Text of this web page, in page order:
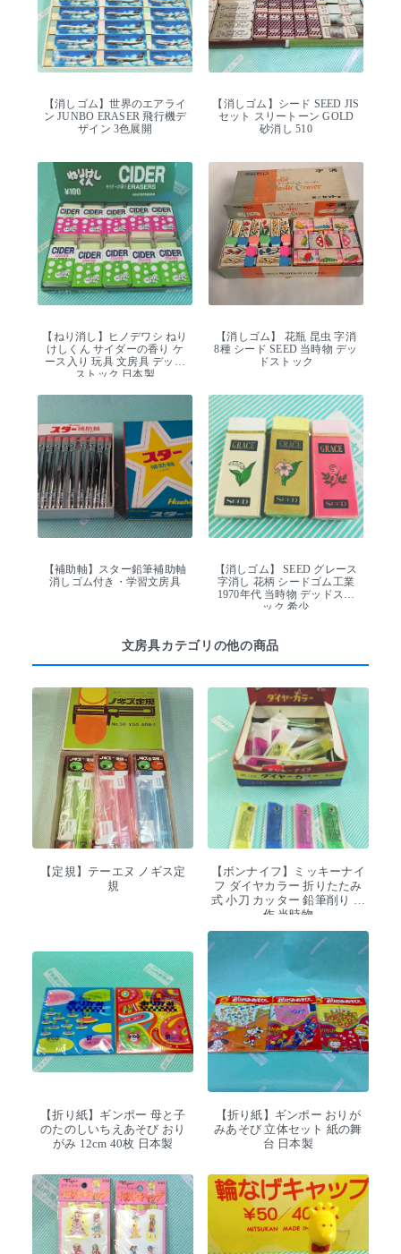
【消しゴム】世界のエアライ
ン JUNBO ERASER 飛行機デ
ザイン 3色展開
【消しゴム】シード SEED JIS
セット スリートーン GOLD
砂消し 510
【ねり消し】ヒノデワシ ねり
けしくん サイダーの香り ケ
ース入り 玩具 文房具 デッド
ストック 日本製
【消しゴム】 花瓶 昆虫 字消
8種 シード SEED 当時物 デッ
ドストック
【補助軸】スター鉛筆補助軸
消しゴム付き・学習文房具
【消しゴム】 SEED グレース
字消し 花柄 シードゴム工業
1970年代 当時物 デッドスト
ック 希少
文房具カテゴリの他の商品
【定規】テーエヌ ノギス定
規
【ボンナイフ】ミッキーナイ
フ ダイヤカラー 折りたたみ
式 小刀 カッター 鉛筆削り 工
作 当時物
【折り紙】ギンポー 母と子
のたのしいちえあそび おり
がみ 12cm 40枚 日本製
【折り紙】ギンポー おりが
みあそび 立体セット 紙の舞
台 日本製